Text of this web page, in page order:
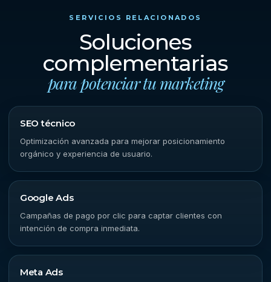
SERVICIOS RELACIONADOS
Soluciones
complementarias
para potenciar tu marketing
SEO técnico
Optimización avanzada para mejorar posicionamiento
orgánico y experiencia de usuario.
Google Ads
Campañas de pago por clic para captar clientes con
intención de compra inmediata.
Meta Ads